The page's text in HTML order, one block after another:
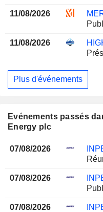
11/08/2026
11/08/2026
Plus d'événements
Evénements passés
Energy plc
07/08/2026
07/08/2026
07/08/2026